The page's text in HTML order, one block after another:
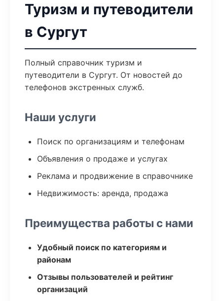
Туризм и путеводители
в Сургут
Полный справочник туризм и
путеводители в Сургут. От новостей до
телефонов экстренных служб.
Наши услуги
Поиск по организациям и телефонам
Объявления о продаже и услугах
Реклама и продвижение в справочнике
Недвижимость: аренда, продажа
Преимущества работы с нами
Удобный поиск по категориям и
районам
Отзывы пользователей и рейтинг
организаций